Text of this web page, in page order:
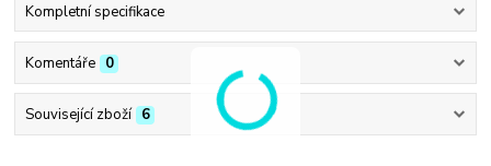
Kompletní specifikace
Komentáře 0
Související zboží 6